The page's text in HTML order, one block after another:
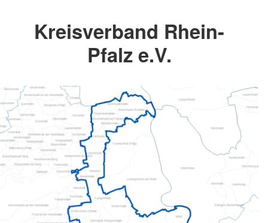
Kreisverband Rhein-
Pfalz e.V.